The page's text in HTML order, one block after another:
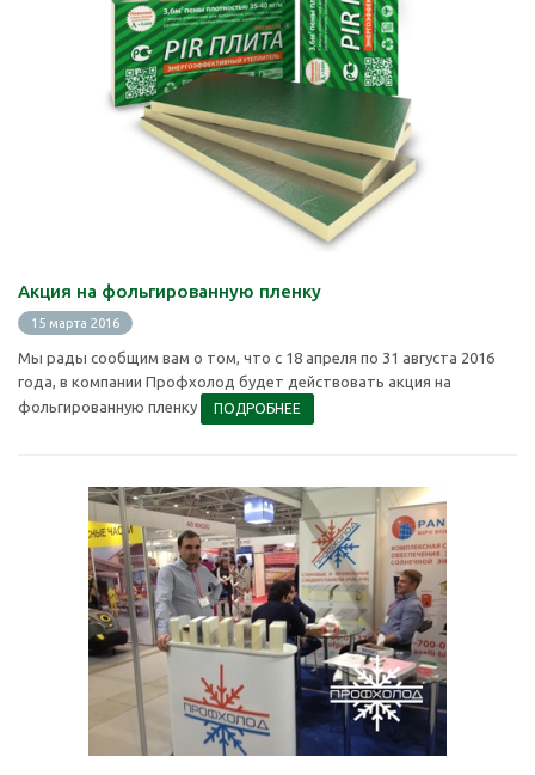
Акция на фольгированную пленку
15 марта 2016
Мы рады сообщим вам о том, что с 18 апреля по 31 августа 2016
года, в компании Профхолод будет действовать акция на
фольгированную пленку
ПОДРОБНЕЕ